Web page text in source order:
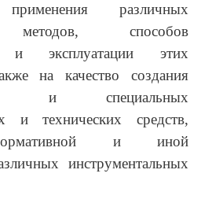
применения различных
методов, способов
и эксплуатации этих
на качество создания
и специальных
и технических средств,
и иной
инструментальных